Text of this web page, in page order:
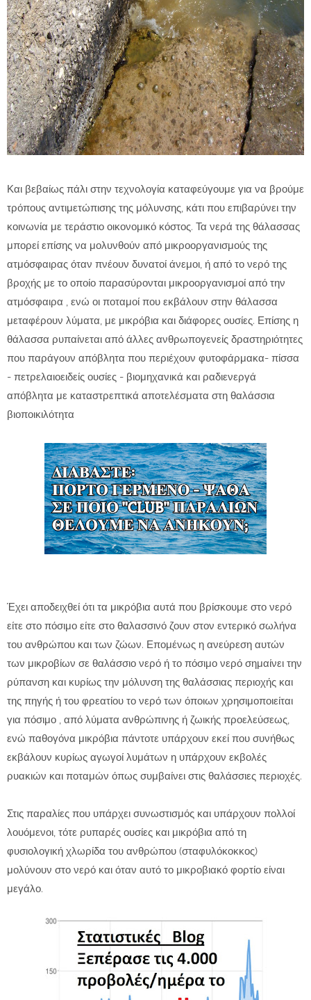
Και βεβαίως πάλι στην τεχνολογία καταφεύγουμε για να βρούμε
τρόπους αντιμετώπισης της μόλυνσης, κάτι που επιβαρύνει την
κοινωνία με τεράστιο οικονομικό κόστος. Τα νερά της θάλασσας
μπορεί επίσης να μολυνθούν από μικροοργανισμούς της
ατμόσφαιρας όταν πνέουν δυνατοί άνεμοι, ή από το νερό της
βροχής με το οποίο παρασύρονται μικροοργανισμοί από την
ατμόσφαιρα , ενώ οι ποταμοί που εκβάλουν στην θάλασσα
μεταφέρουν λύματα, με μικρόβια και διάφορες ουσίες. Επίσης η
θάλασσα ρυπαίνεται από άλλες ανθρωπογενείς δραστηριότητες
που παράγουν απόβλητα που περιέχουν φυτοφάρμακα- πίσσα
- πετρελαιοειδείς ουσίες - βιομηχανικά και ραδιενεργά
απόβλητα με καταστρεπτικά αποτελέσματα στη θαλάσσια
βιοποικιλότητα
Έχει αποδειχθεί ότι τα μικρόβια αυτά που βρίσκουμε στο νερό
είτε στο πόσιμο είτε στο θαλασσινό ζουν στον εντερικό σωλήνα
του ανθρώπου και των ζώων. Επομένως η ανεύρεση αυτών
των μικροβίων σε θαλάσσιο νερό ή το πόσιμο νερό σημαίνει την
ρύπανση και κυρίως την μόλυνση της θαλάσσιας περιοχής και
της πηγής ή του φρεατίου το νερό των όποιων χρησιμοποιείται
για πόσιμο , από λύματα ανθρώπινης ή ζωικής προελεύσεως,
ενώ παθογόνα μικρόβια πάντοτε υπάρχουν εκεί που συνήθως
εκβάλουν κυρίως αγωγοί λυμάτων η υπάρχουν εκβολές
ρυακιών και ποταμών όπως συμβαίνει στις θαλάσσιες περιοχές.
Στις παραλίες που υπάρχει συνωστισμός και υπάρχουν πολλοί
λουόμενοι, τότε ρυπαρές ουσίες και μικρόβια από τη
φυσιολογική χλωρίδα του ανθρώπου (σταφυλόκοκκος)
μολύνουν στο νερό και όταν αυτό το μικροβιακό φορτίο είναι
μεγάλο.